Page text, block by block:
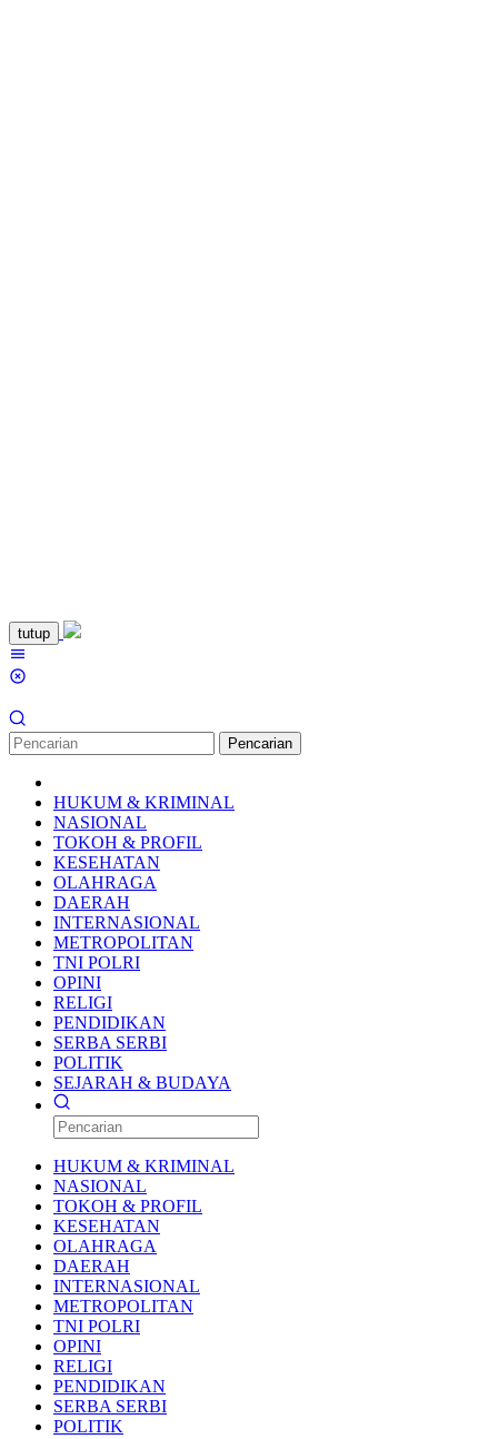
Loncat
ke
konten
tutup
Pencarian
HUKUM & KRIMINAL
NASIONAL
TOKOH & PROFIL
KESEHATAN
OLAHRAGA
DAERAH
INTERNASIONAL
METROPOLITAN
TNI POLRI
OPINI
RELIGI
PENDIDIKAN
SERBA SERBI
POLITIK
SEJARAH & BUDAYA
HUKUM & KRIMINAL
NASIONAL
TOKOH & PROFIL
KESEHATAN
OLAHRAGA
DAERAH
INTERNASIONAL
METROPOLITAN
TNI POLRI
OPINI
RELIGI
PENDIDIKAN
SERBA SERBI
POLITIK